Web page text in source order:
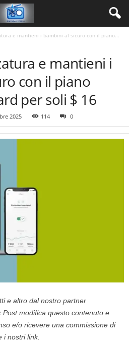
e mantieni i bambini al sicuro con il piano...
e mantieni i
con il piano
per soli $ 16
2025 114 0
e altro dal nostro partner
Post modifica questo contenuto e
e/o ricevere una commissione di
i nostri link.